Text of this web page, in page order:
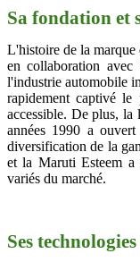
Sa fondation et
L'histoire de la marque
en collaboration
l'industrie automobile
rapidement captivé
accessible. De plus, la
années 1990 a
diversification de la
et la Maruti Esteem a
variés du marché.
Ses